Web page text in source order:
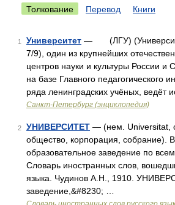
Толкование Перевод Книги
1 Университет — (ЛГУ)
7/9), один из крупнейших
центров науки и культуры России
на базе Главного педагогического
ряда ленинградских учёных, ведёт
Санкт-Петербург (энциклопедия)
2 УНИВЕРСИТЕТ — (нем. Universitat,
общество, корпорация, собрание).
образовательное заведение по
Словарь иностранных слов,
языка. Чудинов А.Н., 1910.
заведение,&#8230; …